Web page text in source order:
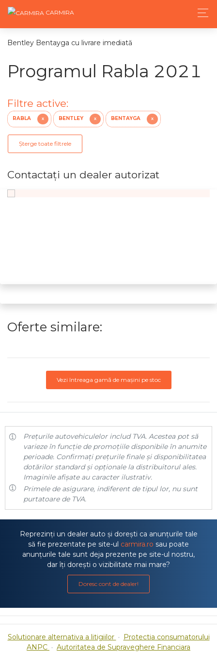
CARMIRA
Bentley Bentayga cu livrare imediată
Programul Rabla 2021
Filtre active:
RABLA X BENTLEY X BENTAYGA X
Șterge toate filtrele
Contactaţi un dealer autorizat
Oferte similare:
Vezi întreaga gamă de mașini pe stoc
Prețurile autovehiculelor includ TVA. Acestea pot să
varieze în funcție de promoțiile disponibile în anumite
perioade. Confirmați prețurile finale și disponibilitatea
dotărilor standard și opționale la distribuitorul ales.
Imaginile afișate au caracter ilustrativ.
Primele de asigurare, indiferent de tipul lor, nu sunt
purtatoare de TVA.
Reprezinți un dealer auto și dorești ca anunțurile tale
să fie prezentate pe site-ul carmira.ro sau poate
anunțurile tale sunt deja prezente pe site-ul nostru,
dar îți dorești o vizibilitate mai mare?
Doresc cont de dealer!
Solutionare alternativa a litigiilor · Protectia consumatorului
ANPC · Autoritatea de Supraveghere Financiara